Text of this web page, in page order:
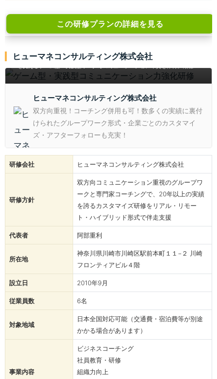
この研修プランの詳細を見る
ヒューマネコンサルティング株式会社
新入社員から管理職まで幅広い層を対象に、20年以上の実績とアフターフォロ
問・ほめる・叱るスキルを楽しく習得し、部下・上司・クライアントとの関係改
善から生産性向上を実現します。
ヒューマネコンサルティング株式会社
双方向重視！コーチング併用も可！数多くの実績に裏付
けられたグループワーク形式・企業ごとのカスタマイ
ズ・アフターフォローも充実！
研修会社 ヒューマネコンサルティング株式会社
研修方針
双方向コミュニケーション重視のグループワ
ークと専門家コーチングで、20年以上の実績
を誇るカスタマイズ研修をリアル・リモー
ト・ハイブリッド形式で伴走支援
代表者 阿部重利
所在地
神奈川県川崎市川崎区駅前本町１１−２ 川崎
フロンティアビル４階
設立日 2010年9月
従業員数 6名
対象地域
日本全国対応可能（交通費・宿泊費等が別途
かかる場合があります）
事業内容
ビジネスコーチング
社員教育・研修
組織力向上